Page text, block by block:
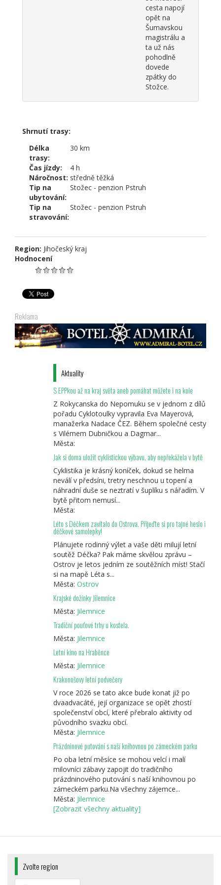
cesta napojí
opět na
Šumavskou
magistrálu a
ta už nás
pohodlně
dovede
zpátky do
Stožce.
Shrnutí trasy:
Délka
trasy:
30 km
Čas jízdy:
4 h
Náročnost: středně těžká
Tip na
ubytování:
Stožec - penzion Pstruh
Tip na
stravování:
Stožec - penzion Pstruh
Region: Jihočeský kraj
Hodnocení
Reklama
Aktuality
S EPPkou až na kraj světa aneb pomáhat můžete i na kole
Z Rokycanska do Nepomuku se v jednom z dílů
pořadu Cyklotoulky vypravila Eva Mayerová,
manažerka Nadace ČEZ. Během společné cesty
s Vilémem Dubničkou a Dagmar...
Města:
Jak si doma uložit cyklistickou výbavu, aby nepřekážela v bytě
Cyklistika je krásný koníček, dokud se helma
neválí v předsíni, tretry neschnou u topení a
náhradní duše se neztratí v šuplíku s nářadím. V
bytě přitom nemusí...
Města:
Léto s Déčkem zavítalo do Ostrova. Přijeďte si pro tajné heslo i
déčkové samolepky!
Plánujete rodinný výlet a vaše děti milují letní
soutěž Déčka? Pak máme skvělou zprávu –
Ostrov je letos jedním ze soutěžních míst! Stačí
si na mapě Léta s...
Města: Ostrov
Krajské dožínky Jilemnice
Města: Jilemnice
Tradiční pouťové trhy u kostela.
Města: Jilemnice
Letní kino na Hraběnce
Města: Jilemnice
Krakonošovy letní podvečery
V roce 2026 se tato akce bude konat již po
dvaadvacáté, její organizace se opět zhostí
společenství obcí, které přebralo aktivity od
původního svazku obcí.
Města: Jilemnice
Prázdninové putování s naší knihovnou po zámeckém parku
Po oba letní měsíce se mohou velcí i malí
milovníci zábavy zapojit do tradičního
prázdninového putování s naší knihovnou po
zámeckém parku.Na všechny zájemce...
Města: Jilemnice
[Zobrazit všechny aktuality]
Zvolte region